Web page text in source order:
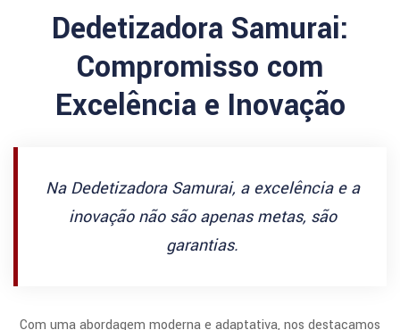
Dedetizadora Samurai:
Compromisso com
Excelência e Inovação
Na Dedetizadora Samurai, a excelência e a
inovação não são apenas metas, são
garantias.
Com uma abordagem moderna e adaptativa, nos destacamos